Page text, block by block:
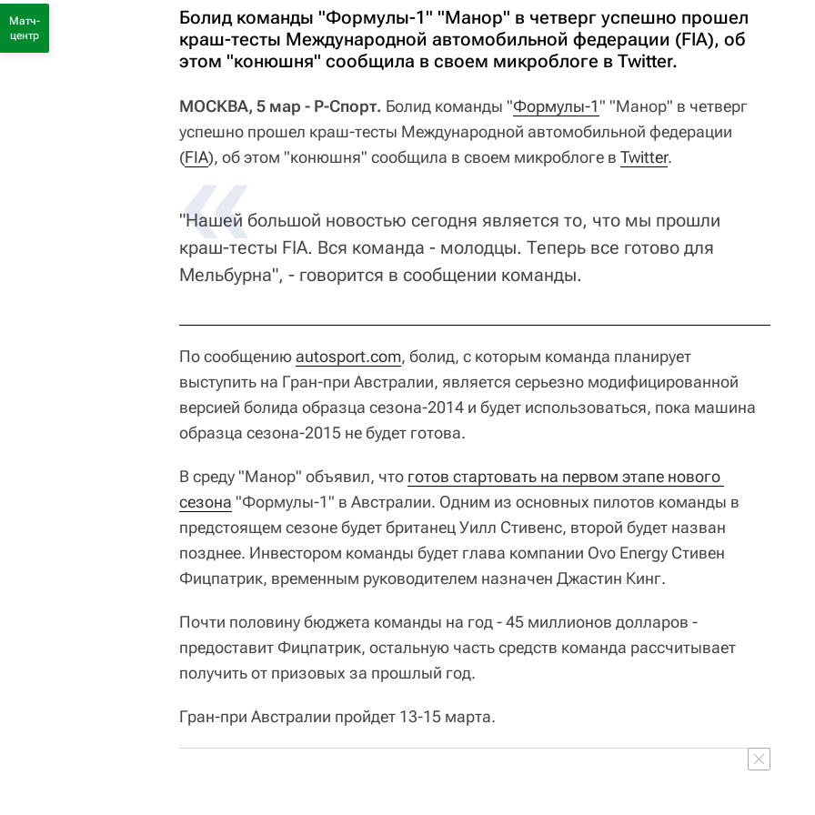
Болид команды "Формулы-1" "Манор" в четверг успешно прошел
краш-тесты Международной автомобильной федерации (FIA), об
этом "конюшня" сообщила в своем микроблоге в Twitter.
МОСКВА, 5 мар - Р-Спорт. Болид команды "Формулы-1" "Манор" в четверг
успешно прошел краш-тесты Международной автомобильной федерации
(FIA), об этом "конюшня" сообщила в своем микроблоге в Twitter.
"Нашей большой новостью сегодня является то, что мы прошли
краш-тесты FIA. Вся команда - молодцы. Теперь все готово для
Мельбурна", - говорится в сообщении команды.
По сообщениюautosport.com, болид, с которым команда планирует
выступить на Гран-при Австралии, является серьезно модифицированной
версией болида образца сезона-2014 и будет использоваться, пока машина
образца сезона-2015 не будет готова.
В среду "Манор" объявил, что готов стартовать на первом этапе нового
сезона "Формулы-1" в Австралии. Одним из основных пилотов команды в
предстоящем сезоне будет британец Уилл Стивенс, второй будет назван
позднее. Инвестором команды будет глава компании Ovo Energy Стивен
Фицпатрик, временным руководителем назначен Джастин Кинг.
Почти половину бюджета команды на год - 45 миллионов долларов -
предоставит Фицпатрик, остальную часть средств команда рассчитывает
получить от призовых за прошлый год.
Гран-при Австралии пройдет 13-15 марта.
Матч-
центр